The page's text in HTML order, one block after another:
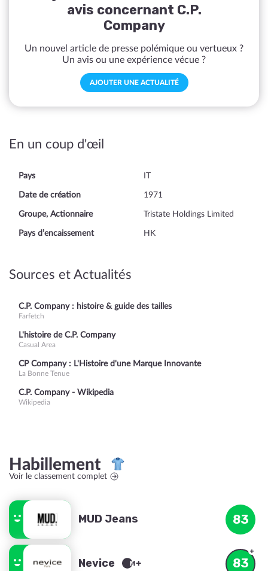
avis concernant C.P.
Company
Un nouvel article de presse polémique ou vertueux ?
Un avis ou une expérience vécue ?
AJOUTER UNE ACTUALITÉ
En un coup d'œil
Pays
Date de création 1971
Groupe, Actionnaire Tristate Holdings Limited
Pays d’encaissement HK
Sources et Actualités
C.P. Company : histoire & guide des tailles
Farfetch
L'histoire de C.P. Company
Casual Area
CP Company : L'Histoire d'une Marque Innovante
La Bonne Tenue
C.P. Company - Wikipedia
Wikipedia
Habillement
Voir le classement complet
MUD Jeans 83
Nevice 83